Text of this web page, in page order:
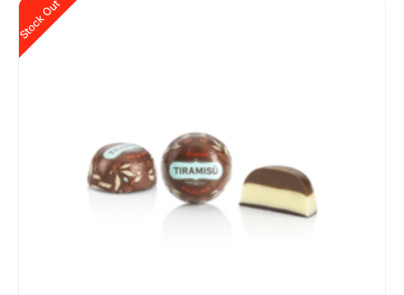
Stock Out